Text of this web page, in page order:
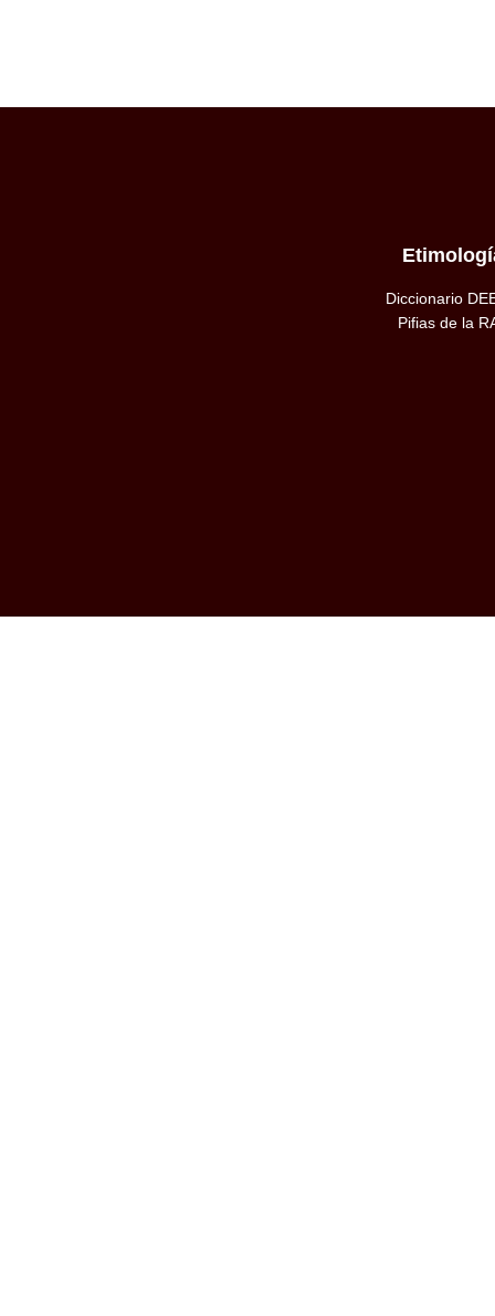
Diccionario
Pifias de la